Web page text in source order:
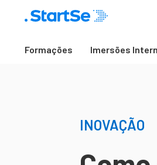
Formações Imersões
INOVAÇÃO